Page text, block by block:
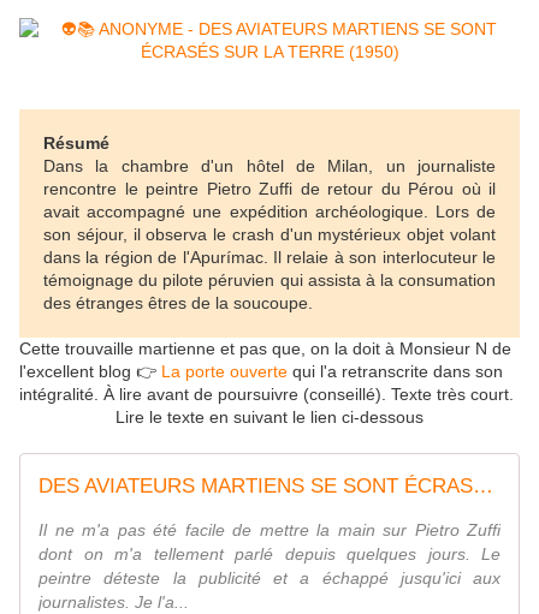
Résumé
Dans la chambre d'un hôtel de Milan, un journaliste
rencontre le peintre Pietro Zuffi de retour du Pérou où il
avait accompagné une expédition archéologique. Lors de
son séjour, il observa le crash d'un mystérieux objet volant
dans la région de l'Apurímac. Il relaie à son interlocuteur le
témoignage du pilote péruvien qui assista à la consumation
des étranges êtres de la soucoupe.
Cette trouvaille martienne et pas que, on la doit à Monsieur N de
l'excellent blog 👉 La porte ouverte qui l'a retranscrite dans son
intégralité. À lire avant de poursuivre (conseillé). Texte très court.
Lire le texte en suivant le lien ci-dessous
DES AVIATEURS MARTIENS SE SONT ÉCRASÉS SUR LA TERRE
Il ne m'a pas été facile de mettre la main sur Pietro Zuffi
dont on m'a tellement parlé depuis quelques jours. Le
peintre déteste la publicité et a échappé jusqu'ici aux
journalistes. Je l'a...